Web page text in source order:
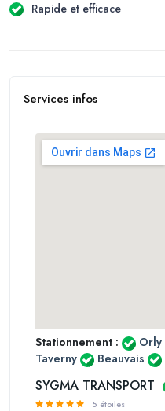
Rapide et efficace
Services infos
Stationnement : Orly
Taverny
Beauvais
SYGMA TRANSPORT
5 étoiles